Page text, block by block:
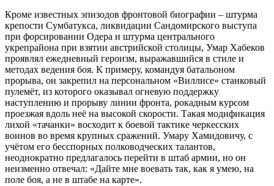
Кроме известных эпизодов фронтовой биографии – штурма
крепости Сумбатукса, ликвидации Сандомирского выступа
при форсировании Одера и штурма центрального
укрепрайона при взятии австрийской столицы, Умар Хабеков
проявлял ежедневный героизм, выражавшийся в стиле и
методах ведения боя. К примеру, командуя батальоном
прорыва, он закрепил на персональном «Виллисе» станковый
пулемёт, из которого оказывал огневую поддержку
наступлению и прорыву линии фронта, рокадным курсом
проезжая вдоль неё на высокой скорости. Такая модификация
лихой «тачанки» восходит к боевой тактике черкесских
воинов во время крупных сражений. Умару Хамидовичу, с
учётом его бесспорных полководческих талантов,
неоднократно предлагалось перейти в штаб армии, но он
неизменно отвечал: «Дайте мне воевать так, как я умею, на
поле боя, а не в штабе на карте».